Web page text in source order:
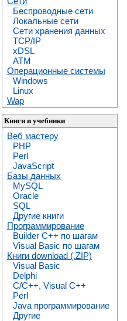
Беспроводные сети
Локальные сети
Сети хранения данных
TCP/IP
xDSL
ATM
Операционные системы
Windows
Linux
Wap
Книги и учебники
Веб мастеру
PHP
Perl
JavaScript
Базы данных
MySQL
Oracle
SQL
Другие книги
Программирование
Builder C++ по шагам
Visual Basic по шагам
Книги download (.ZIP)
Visual Basic
Delphi
C/C++, Visual C++
Perl
Java программирование
Другие